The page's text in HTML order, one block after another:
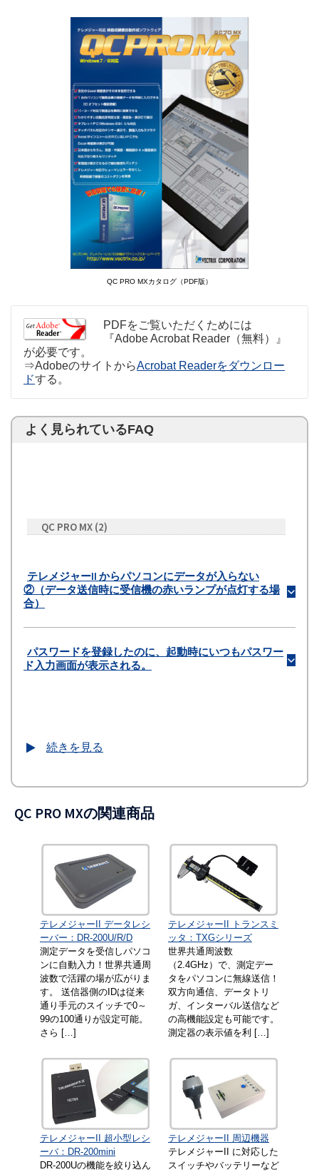
QC PRO MXカタログ（PDF版）
PDFをご覧いただくためには
『Adobe Acrobat Reader（無料）』
が必要です。
⇒AdobeのサイトからAcrobat Readerをダウンロー
ドする。
よく見られているFAQ
QC PRO MX (2)
b
テレメジャーII からパソコンにデータが入らない
②（データ送信時に受信機の赤いランプが点灯する場
合）
b
パスワードを登録したのに、起動時にいつもパスワー
ド入力画面が表示される。
続きを見る
QC PRO MXの関連商品
テレメジャーII データレシ
ーバー：DR-200U/R/D
測定データを受信しパソコ
ンに自動入力！世界共通周
波数で活躍の場が広がりま
す。 送信器側のIDは従来
通り手元のスイッチで0～
99の100通りが設定可能。
さら […]
テレメジャーII トランスミ
ッタ：TXGシリーズ
世界共通周波数
（2.4GHz）で、測定デー
タをパソコンに無線送信！
双方向通信、データトリ
ガ、インターバル送信など
の高機能設定も可能です。
測定器の表示値を利 […]
テレメジャーII 超小型レシ
ーバ：DR-200mini
DR-200Uの機能を絞り込ん
テレメジャーII 周辺機器
テレメジャーII に対応した
スイッチやバッテリーなど